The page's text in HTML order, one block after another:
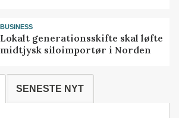
BUSINESS
Lokalt generationsskifte skal løfte
midtjysk siloimportør i Norden
SENESTE NYT